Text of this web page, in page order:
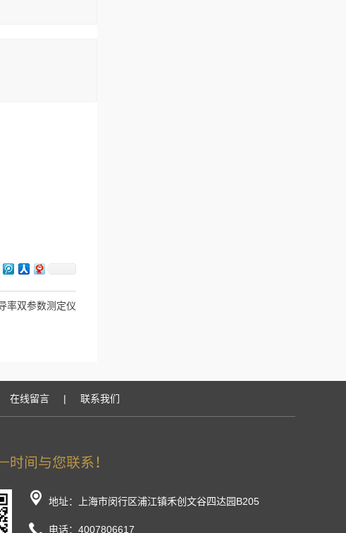
率双参数测定仪
在线留言 | 联系我们
地址：上海市闵行区浦江镇禾创文谷四达园B205
电话：4007806617